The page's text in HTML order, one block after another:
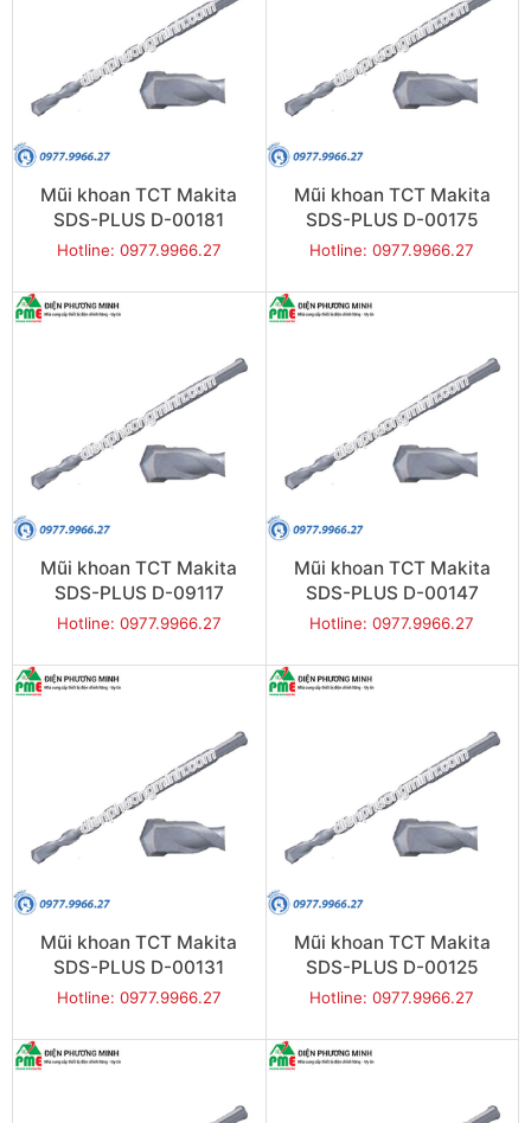
Mũi khoan TCT Makita
SDS-PLUS D-00181
(10x210mm)
Hotline: 0977.9966.27
Mũi khoan TCT Makita
SDS-PLUS D-00175
(10x160mm)
Hotline: 0977.9966.27
Mũi khoan TCT Makita
SDS-PLUS D-09117
(10x110mm)
Hotline: 0977.9966.27
Mũi khoan TCT Makita
SDS-PLUS D-00147
(8x210mm)
Hotline: 0977.9966.27
Mũi khoan TCT Makita
SDS-PLUS D-00131
(8x160mm)
Hotline: 0977.9966.27
Mũi khoan TCT Makita
SDS-PLUS D-00125
(8x110mm)
Hotline: 0977.9966.27